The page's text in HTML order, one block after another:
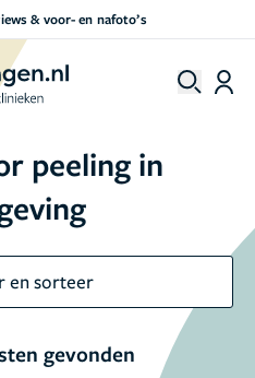
afspraak maken
peeling in
en sorteer
gevonden